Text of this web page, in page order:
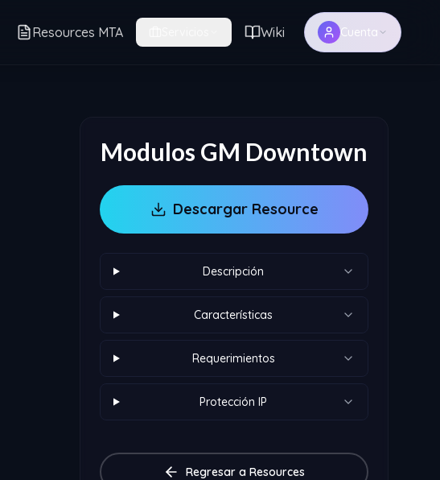
Resources MTA Wiki Cuenta
Modulos GM Downtown
Descargar Resource
Descripción
Características
Requerimientos
Protección IP
Regresar a Resources